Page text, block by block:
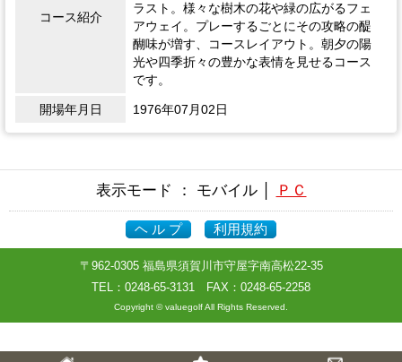
コース紹介
ラスト。様々な樹木の花や緑の広がるフェ
アウェイ。プレーするごとにその攻略の醍
醐味が増す、コースレイアウト。朝夕の陽
光や四季折々の豊かな表情を見せるコース
です。
開場年月日 1976年07月02日
表示モード ： モバイル │ ＰＣ
ヘ ル プ 利用規約
〒962-0305 福島県須賀川市守屋字南高松22-35
TEL： 0248-65-3131 FAX：0248-65-2258
Copyright © valuegolf All Rights Reserved.